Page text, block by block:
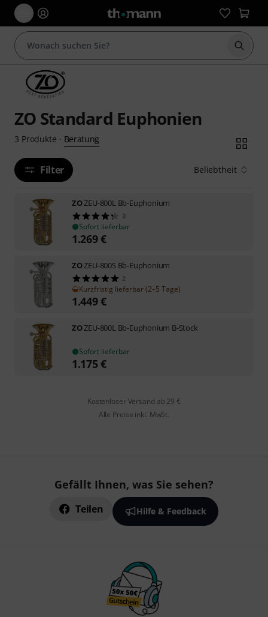
Suche
ZO Standard Euphonien
3 Produkte · Beratung
Filter Beliebtheit
ZOZEU-800L Bb-Euphonium
3
Sofort lieferbar
1.269€
ZOZEU-800S Bb-Euphonium
2
Kurzfristig lieferbar (2–5 Tage)
1.449€
ZOZEU-800L Bb-Euphonium B-Stock
Sofort lieferbar
1.175€
Kostenloser Versand ab 29 €
Alle Preise inkl. MwSt.
Gefällt Ihnen, was Sie sehen?
Teilen Hilfe & Feedback